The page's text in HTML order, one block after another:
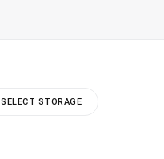
SELECT STORAGE